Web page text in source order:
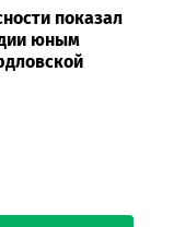
показал
юным